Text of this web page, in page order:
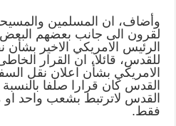
وأضاف، ان المسلمين
لقرون الى جانب بعضهم
الرئيس الامريكي الاخير بشأن
للقدس، قائلا، ان القرار
الامريكي بشأن اعلان نقل
القدس كان قرارا صلفا
القدس لاترتبط بشعب واحد
فقط.